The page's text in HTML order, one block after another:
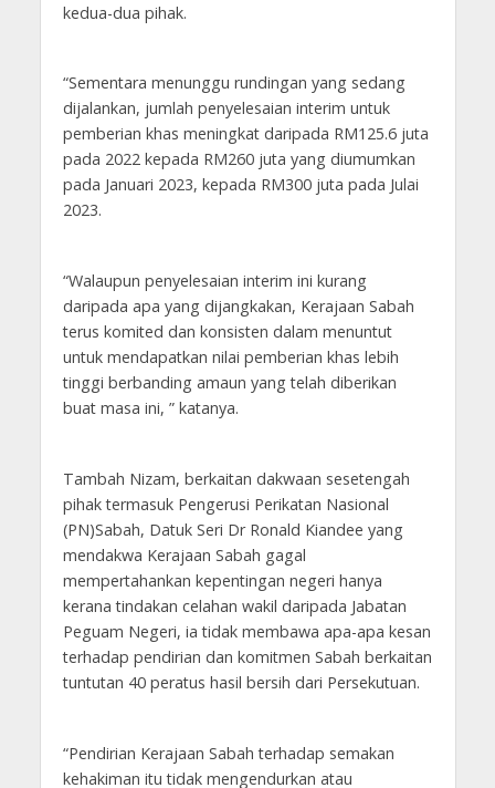
kedua-dua pihak.
“Sementara menunggu rundingan yang sedang
dijalankan, jumlah penyelesaian interim untuk
pemberian khas meningkat daripada RM125.6 juta
pada 2022 kepada RM260 juta yang diumumkan
pada Januari 2023, kepada RM300 juta pada Julai
2023.
“Walaupun penyelesaian interim ini kurang
daripada apa yang dijangkakan, Kerajaan Sabah
terus komited dan konsisten dalam menuntut
untuk mendapatkan nilai pemberian khas lebih
tinggi berbanding amaun yang telah diberikan
buat masa ini, ” katanya.
Tambah Nizam, berkaitan dakwaan sesetengah
pihak termasuk Pengerusi Perikatan Nasional
(PN)Sabah, Datuk Seri Dr Ronald Kiandee yang
mendakwa Kerajaan Sabah gagal
mempertahankan kepentingan negeri hanya
kerana tindakan celahan wakil daripada Jabatan
Peguam Negeri, ia tidak membawa apa-apa kesan
terhadap pendirian dan komitmen Sabah berkaitan
tuntutan 40 peratus hasil bersih dari Persekutuan.
“Pendirian Kerajaan Sabah terhadap semakan
kehakiman itu tidak mengendurkan atau